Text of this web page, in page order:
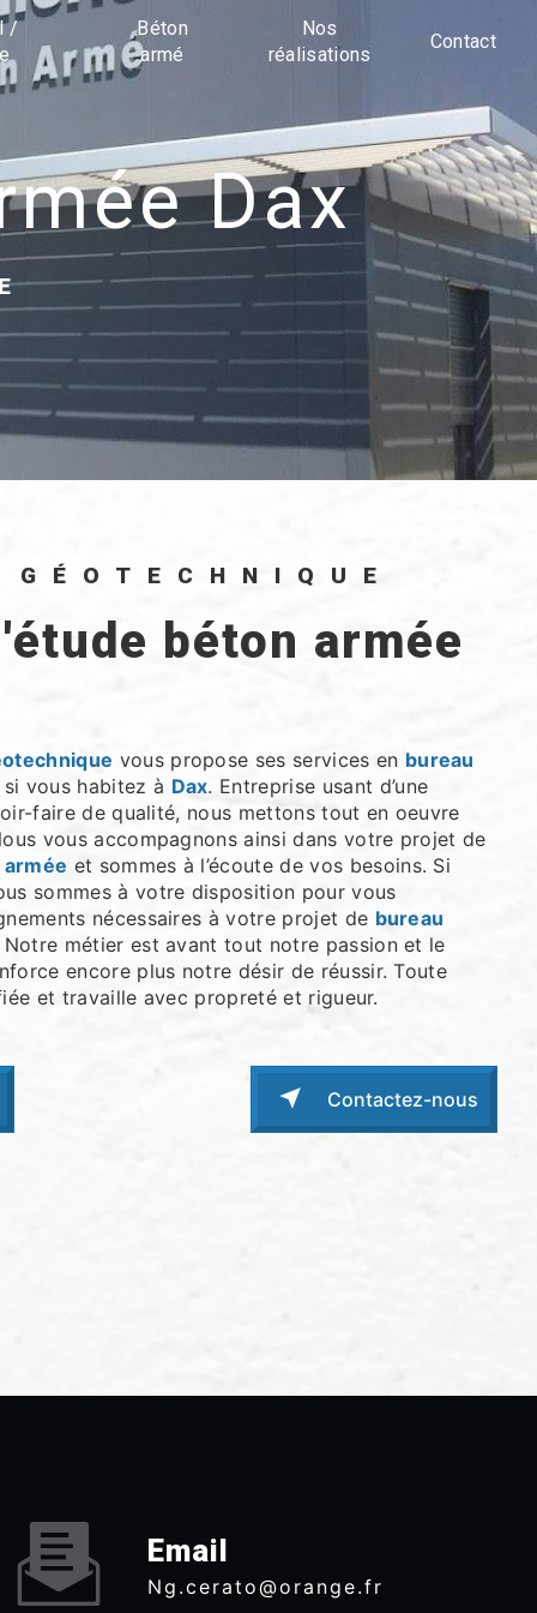
/
Béton
armé
Nos
réalisations
Contact
Dax
GÉOTECHNIQUE
vous propose ses services en bureau
si vous habitez à Dax. Entreprise usant d’une
faire de qualité, nous mettons tout en oeuvre
vous accompagnons ainsi dans votre projet de
et sommes à l’écoute de vos besoins. Si
sommes à votre disposition pour vous
nécessaires à votre projet de bureau
Notre métier est avant tout notre passion et le
encore plus notre désir de réussir. Toute
et travaille avec propreté et rigueur.
Contactez-nous
Email
ng.cerato@orange.fr